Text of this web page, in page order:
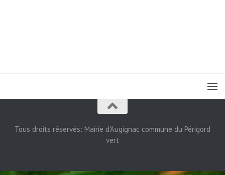
Tous droits réservés: Mairie d'Augignac commune du Périgord
vert